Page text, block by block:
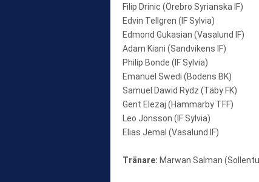
Filip Drinic (Örebro Syrianska IF)
Edvin Tellgren (IF Sylvia)
Edmond Gukasian (Vasalund IF)
Adam Kiani (Sandvikens IF)
Philip Bonde (IF Sylvia)
Emanuel Swedi (Bodens BK)
Samuel Dawid Rydz (Täby FK)
Gent Elezaj (Hammarby TFF)
Leo Jonsson (IF Sylvia)
Elias Jemal (Vasalund IF)
Tränare: Marwan Salman